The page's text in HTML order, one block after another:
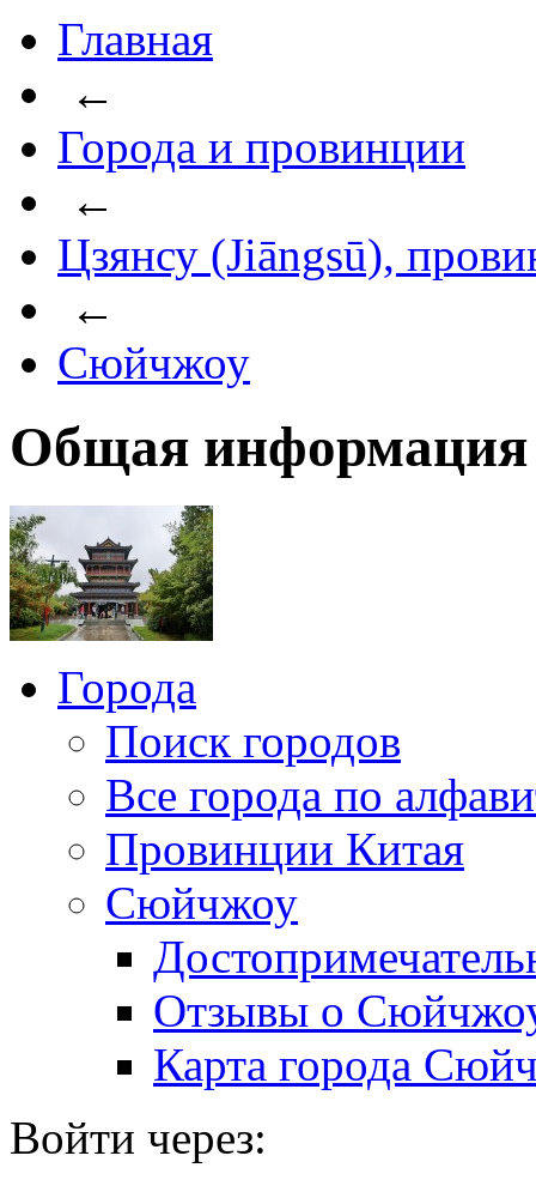
Главная
←
Города и провинции
←
Цзянсу (Jiāngsū),
←
Сюйчжоу
Общая
Города
Поиск городов
Все города по
Провинции Китая
Сюйчжоу
Отзывы о
Карта города
Войти через: